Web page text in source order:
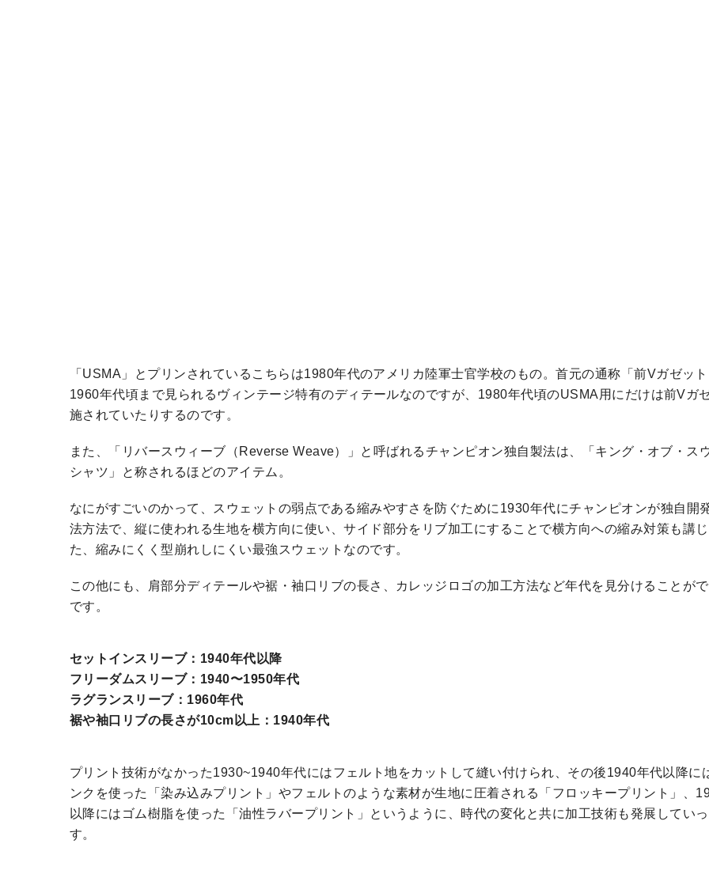
「USMA」とプリンされているこちらは1980年代のアメリカ陸軍士官学校のもの。首元の通称「前Vガゼッ
1960年代頃まで見られるヴィンテージ特有のディテールなのですが、1980年代頃のUSMA用にだけは前Vガ
施されていたりするのです。
また、「リバースウィーブ（Reverse Weave）」と呼ばれるチャンピオン独自製法は、「キング・オブ・ス
シャツ」と称されるほどのアイテム。
なにがすごいのかって、スウェットの弱点である縮みやすさを防ぐために1930年代にチャンピオンが独自開
法方法で、縦に使われる生地を横方向に使い、サイド部分をリブ加工にすることで横方向への縮み対策も講
た、縮みにくく型崩れしにくい最強スウェットなのです。
この他にも、肩部分ディテールや裾・袖口リブの長さ、カレッジロゴの加工方法など年代を見分けることが
です。
セットインスリーブ：1940年代以降
フリーダムスリーブ：1940〜1950年代
ラグランスリーブ：1960年代
裾や袖口リブの長さが10cm以上：1940年代
プリント技術がなかった1930~1940年代にはフェルト地をカットして縫い付けられ、その後1940年代以降に
ンクを使った「染み込みプリント」やフェルトのような素材が生地に圧着される「フロッキープリント」、
以降にはゴム樹脂を使った「油性ラバープリント」というように、時代の変化と共に加工技術も発展してい
す。